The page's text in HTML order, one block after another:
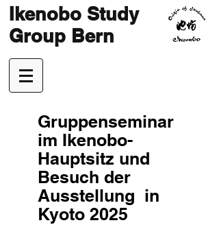
Ikenobo Study
Group Bern
Gruppenseminar
im Ikenobo-
Hauptsitz und
Besuch der
Ausstellung in
Kyoto 2025